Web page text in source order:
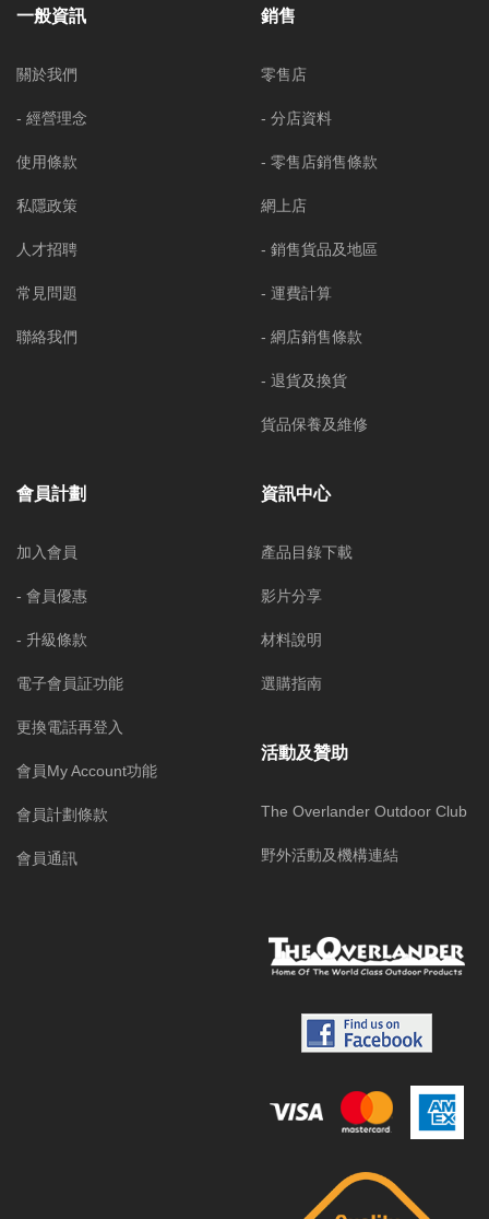
一般資訊
關於我們
- 經營理念
使用條款
私隱政策
人才招聘
常見問題
聯絡我們
銷售
零售店
- 分店資料
- 零售店銷售條款
網上店
- 銷售貨品及地區
- 運費計算
- 網店銷售條款
- 退貨及換貨
貨品保養及維修
會員計劃
加入會員
- 會員優惠
- 升級條款
電子會員証功能
更換電話再登入
會員My Account功能
會員計劃條款
會員通訊
資訊中心
產品目錄下載
影片分享
材料說明
選購指南
活動及贊助
The Overlander Outdoor Club
野外活動及機構連結